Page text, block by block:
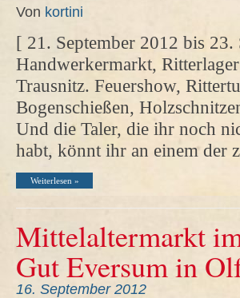
Von kortini
[ 21. September 2012 bis
Handwerkermarkt,
Trausnitz. Feuershow,
Bogenschießen,
Und die Taler, die ihr noch
habt, könnt ihr an einem der
Weiterlesen »
Mittelaltermarkt
Gut Eversum in
16. September 2012